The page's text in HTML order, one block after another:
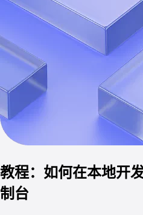
教程：如何在本地开
制台